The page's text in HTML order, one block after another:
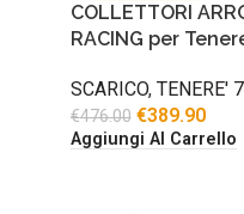
COLLETTORI
RACING per
SCARICO, TENERE'
€476.00 €389.90
Aggiungi Al Carrello